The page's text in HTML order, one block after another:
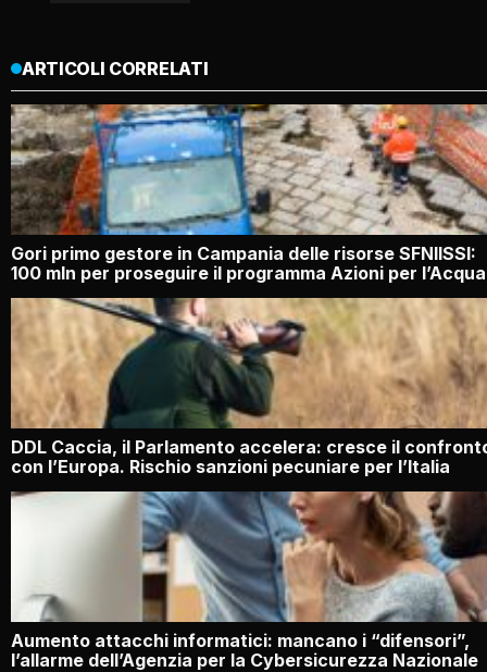
ARTICOLI CORRELATI
Gori primo gestore in Campania delle risorse SFNIISSI:
100 mln per proseguire il programma Azioni per l’Acqua
DDL Caccia, il Parlamento accelera: cresce il
con l’Europa. Rischio sanzioni pecuniare per l’Italia
Aumento attacchi informatici: mancano i “difensori”,
l’allarme dell’Agenzia per la Cybersicurezza Nazionale